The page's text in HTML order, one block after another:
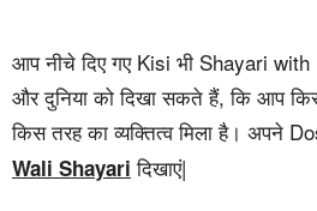
आप नीचे दिए गए Kisi भी Shayari
और दुनिया को दिखा सकते हैं, कि आप
किस तरह का व्यक्तित्व मिला है। अपने
Wali Shayari दिखाएं|